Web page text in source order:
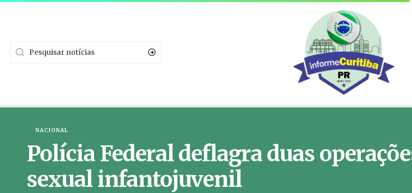
NACIONAL
Polícia Federal deflagra duas
sexual infantojuvenil